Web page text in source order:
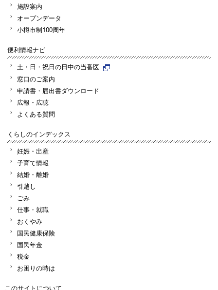
施設案内
オープンデータ
小樽市制100周年
便利情報ナビ
土・日・祝日の日中の当番医
窓口のご案内
申請書・届出書ダウンロード
広報・広聴
よくある質問
くらしのインデックス
妊娠・出産
子育て情報
結婚・離婚
引越し
ごみ
仕事・就職
おくやみ
国民健康保険
国民年金
税金
お困りの時は
このサイトについて